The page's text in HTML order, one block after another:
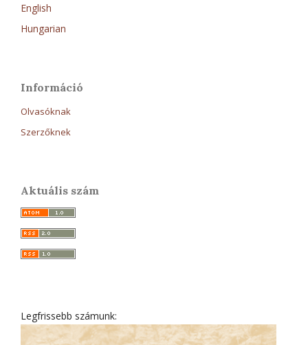
English
Hungarian
Információ
Olvasóknak
Szerzőknek
Aktuális szám
Legfrissebb számunk: